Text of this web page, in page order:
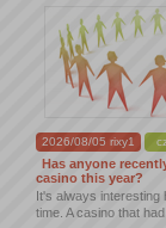
2026/08/05 rixy1
Has anyone
casino this year?
It's always interesting
time. A casino that